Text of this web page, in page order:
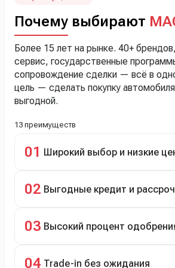
Почему выбирают
Более 15 лет на рынке. 40+
сервис, государственные
сопровождение сделки — всё в
цель — сделать покупку
выгодной.
13 преимуществ
01 Широкий выбор и низкие
подержанные авто.
02 Выгодные кредит и
рассрочка 0% на 2 года при первом
03 Высокий процент
04 Trade-in без ожидания